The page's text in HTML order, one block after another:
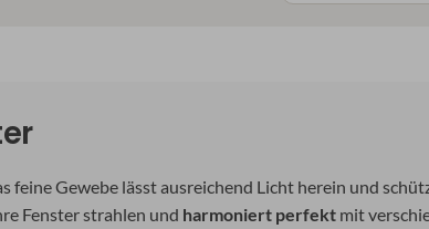
feine Gewebe lässt ausreichend Licht herein und
Fenster strahlen und harmoniert perfekt mit